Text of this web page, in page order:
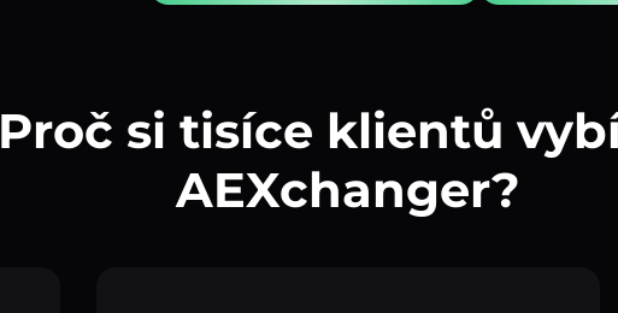
Proč si tisíce klientů
AEXchanger?